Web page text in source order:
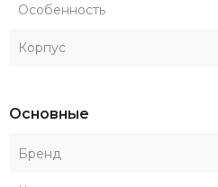
Особенность
Корпус
Основные
Бренд